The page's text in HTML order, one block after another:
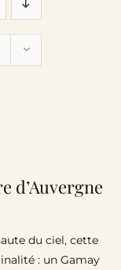
d’Auvergne
du ciel, cette
: un Gamay